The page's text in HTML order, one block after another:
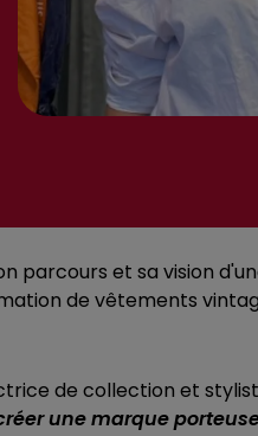
parcours et sa vision
de vêtements
de collection et
une marque